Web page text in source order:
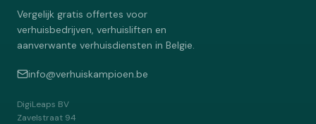
Vergelijk gratis offertes voor
verhuisbedrijven, verhuisliften en
aanverwante verhuisdiensten in Belgie.
info@verhuiskampioen.be
DigiLeaps BV
Zavelstraat 94